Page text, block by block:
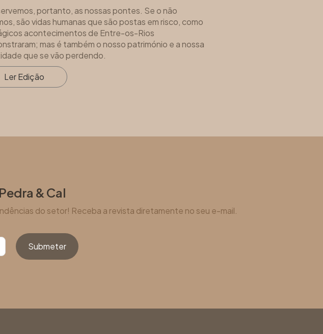
portanto, as nossas pontes. Se o não
são vidas humanas que são postas em risco, como
acontecimentos de Entre-os-Rios
mas é também o nosso património e a nossa
que se vão perdendo.
Ler Edição
& Cal
do setor! Receba a revista diretamente no seu e-mail.